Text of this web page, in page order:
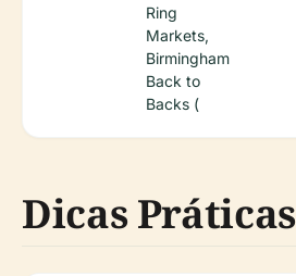
Ring
Markets,
Birmingham
Back to
Backs (
Dicas Práticas